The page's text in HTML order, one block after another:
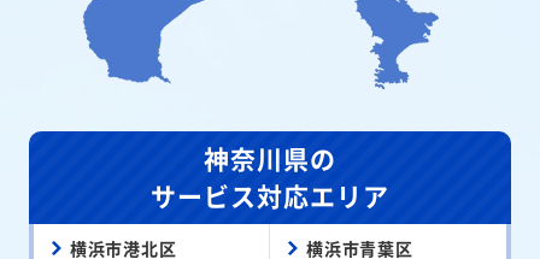
神奈川県の
サービス対応エリア
横浜市港北区 横浜市青葉区